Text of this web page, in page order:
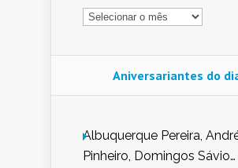
Arquivo
Aniversariantes do
Albuquerque Pereira,
Pinheiro, Domingos Sávio